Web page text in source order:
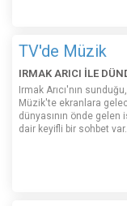
TV'de Müzik
IRMAK ARICI İLE
Irmak Arıcı'nın
Müzik'te ekranlara
dünyasının önde
dair keyifli bir sohbet var.